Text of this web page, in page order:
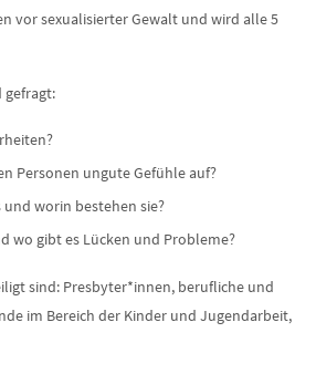
vor sexualisierter Gewalt und wird alle 5
gefragt:
Personen ungute Gefühle auf?
und worin bestehen sie?
wo gibt es Lücken und Probleme?
sind: Presbyter*innen, berufliche und
im Bereich der Kinder und Jugendarbeit,